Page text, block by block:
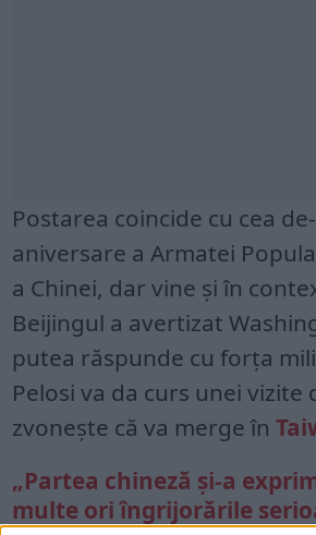
Postarea coincide cu cea
aniversare a Armatei
a Chinei, dar vine și în
Beijingul a avertizat
putea răspunde cu forța
Pelosi va da curs unei vizite
zvonește că va merge în
„Partea chineză și-a
multe ori îngrijorările